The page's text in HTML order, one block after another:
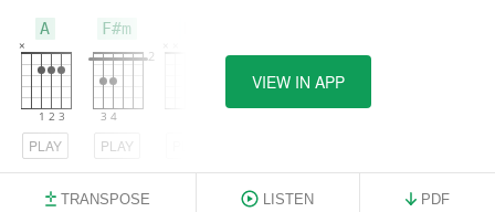
A
PLAY
F#m
PLAY
VIEW IN APP
TRANSPOSE LISTEN PDF